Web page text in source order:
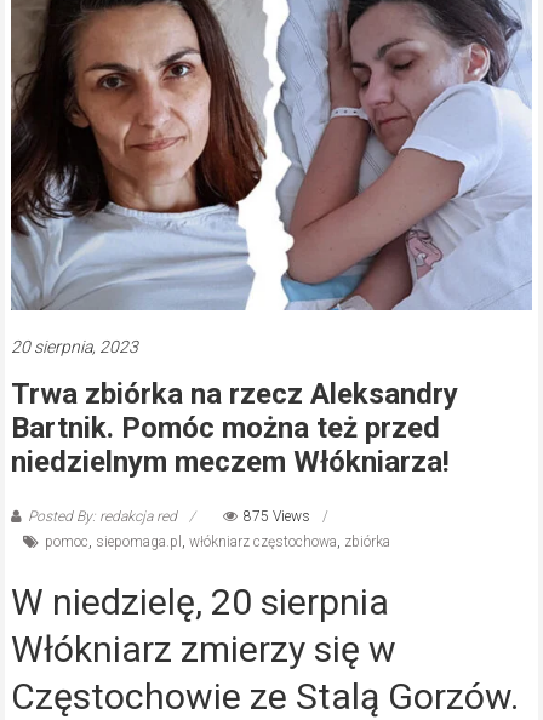
20 sierpnia, 2023
Trwa zbiórka na rzecz Aleksandry
Bartnik. Pomóc można też przed
niedzielnym meczem Włókniarza!
Posted By: redakcja red
875 Views
pomoc, siepomaga.pl , włókniarz częstochowa, zbiórka
W niedzielę, 20 sierpnia
Włókniarz zmierzy się w
Częstochowie ze Stalą Gorzów.